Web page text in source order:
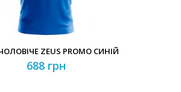
ZEUS PROMO СИНІЙ
688 грн